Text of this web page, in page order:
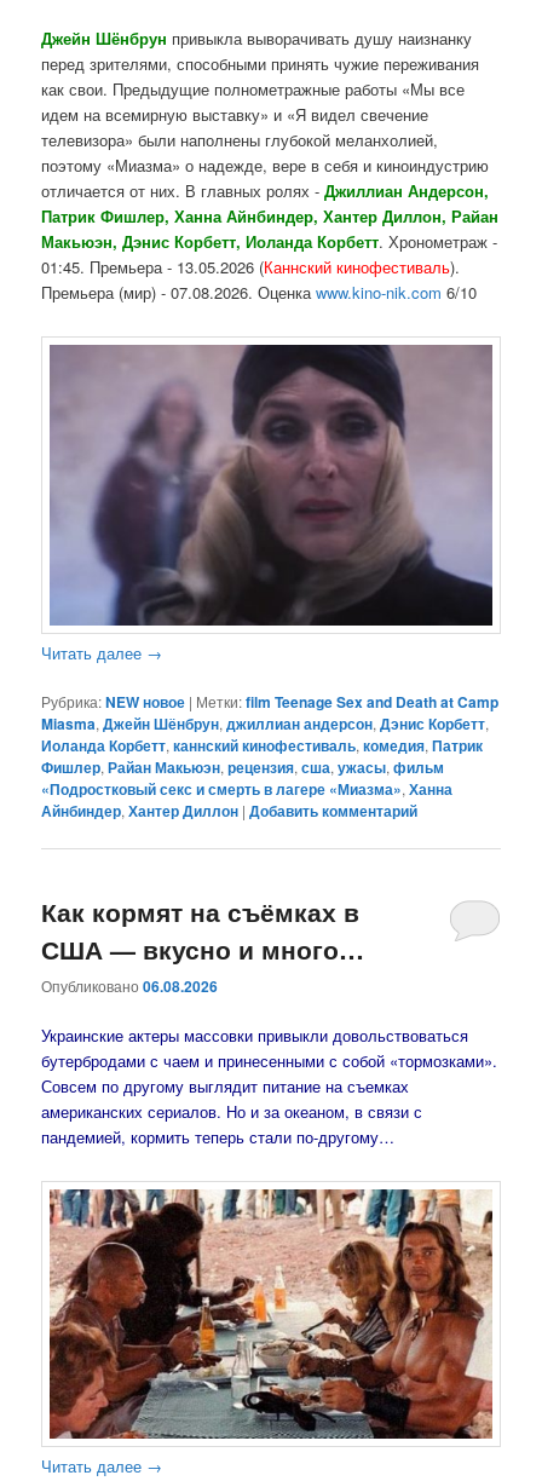
Джейн Шёнбрун привыкла выворачивать душу наизнанку
перед зрителями, способными принять чужие переживания
как свои. Предыдущие полнометражные работы «Мы все
идем на всемирную выставку» и «Я видел свечение
телевизора» были наполнены глубокой меланхолией,
поэтому «Миазма» о надежде, вере в себя и киноиндустрию
отличается от них. В главных ролях -Джиллиан Андерсон,
Патрик Фишлер, Ханна Айнбиндер, Хантер Диллон, Райан
Макьюэн, Дэнис Корбетт, Иоланда Корбетт. Хронометраж -
01:45. Премьера - 13.05.2026 (Каннский кинофестиваль).
Премьера (мир) - 07.08.2026. Оценкаwww.kino-nik.com 6/10
Читать далее →
Рубрика:NEW новое | Метки:film Teenage Sex and Death at Camp
Miasma,Джейн Шёнбрун,джиллиан андерсон,Дэнис Корбетт,
Иоланда Корбетт,каннский кинофестиваль,комедия,Патрик
Фишлер,Райан Макьюэн,рецензия,сша,ужасы,фильм
«Подростковый секс и смерть в лагере «Миазма»,Ханна
Айнбиндер,Хантер Диллон |Добавить комментарий
Как кормят на съёмках в
США — вкусно и много…
Опубликовано06.08.2026
Украинские актеры массовки привыкли довольствоваться
бутербродами с чаем и принесенными с собой «тормозками».
Совсем по другому выглядит питание на съемках
американских сериалов. Но и за океаном, в связи с
пандемией, кормить теперь стали по-другому…
Читать далее →